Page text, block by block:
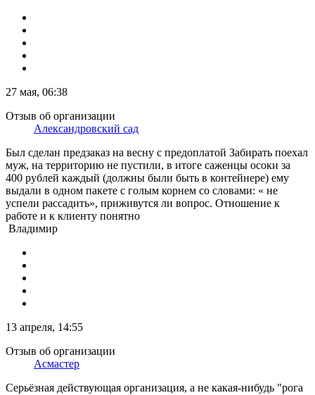
27 мая, 06:38
Отзыв об организации
Александровский сад
Был сделан предзаказ на весну с предоплатой Забирать поехал
муж, на территорию не пустили, в итоге саженцы осоки за
400 рублей каждый (должны были быть в контейнере) ему
выдали в одном пакете с голым корнем со словами: « не
успели рассадить», приживутся ли вопрос. Отношение к
работе и к клиенту понятно
Владимир
13 апреля, 14:55
Отзыв об организации
Асмастер
Серьёзная действующая организация, а не какая-нибудь "рога